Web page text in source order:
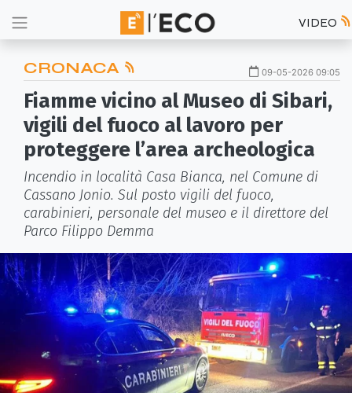
VIDEO
CRONACA 09-05-2026 09:05
Fiamme vicino al Museo di Sibari,
vigili del fuoco al lavoro per
proteggere l’area archeologica
Incendio in località Casa Bianca, nel Comune di
Cassano Jonio. Sul posto vigili del fuoco,
carabinieri, personale del museo e il direttore del
Parco Filippo Demma